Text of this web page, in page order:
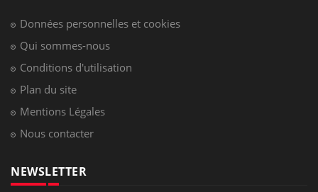
Données personnelles et cookies
Qui sommes-nous
Conditions d'utilisation
Plan du site
Mentions Légales
Nous contacter
NEWSLETTER